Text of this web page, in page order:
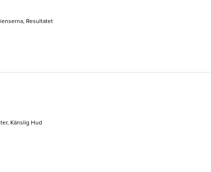
Resultatet
Känslig Hud